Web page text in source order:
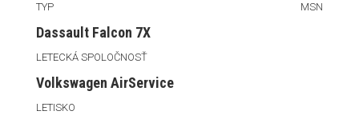
TYP MSN
Dassault Falcon 7X
LETECKÁ SPOLOČNOSŤ
Volkswagen AirService
LETISKO